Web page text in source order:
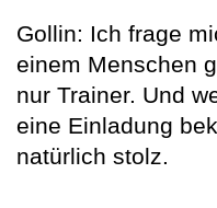
Gollin: Ich frage
einem Menschen
nur Trainer. Und
eine Einladung
natürlich stolz.